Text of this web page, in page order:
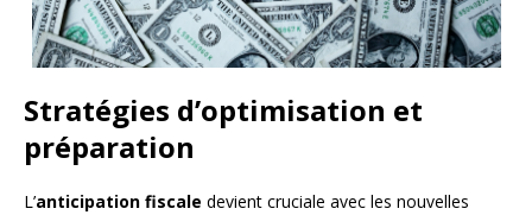
Stratégies d’optimisation et
préparation
L’anticipation fiscale devient cruciale avec les nouvelles